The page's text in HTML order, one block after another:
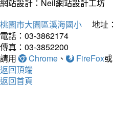
網站設計：Neil網站設計工坊
桃園市大園區溪海國小
地址：
電話：03-3862174
傳真：03-3852200
請用
Chrome 、 FireFox或
返回頂端
返回首頁